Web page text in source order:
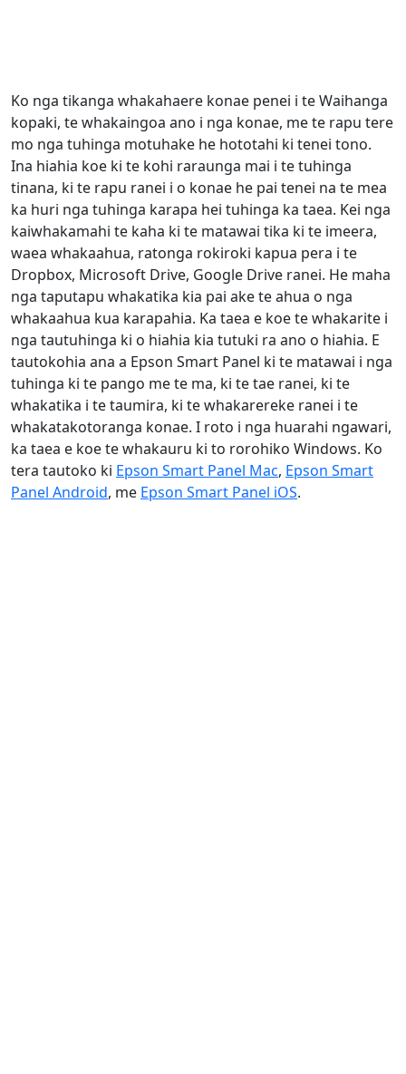
Ko nga tikanga whakahaere konae penei i te Waihanga
kopaki, te whakaingoa ano i nga konae, me te rapu tere
mo nga tuhinga motuhake he hototahi ki tenei tono.
Ina hiahia koe ki te kohi raraunga mai i te tuhinga
tinana, ki te rapu ranei i o konae he pai tenei na te mea
ka huri nga tuhinga karapa hei tuhinga ka taea. Kei nga
kaiwhakamahi te kaha ki te matawai tika ki te imeera,
waea whakaahua, ratonga rokiroki kapua pera i te
Dropbox, Microsoft Drive, Google Drive ranei. He maha
nga taputapu whakatika kia pai ake te ahua o nga
whakaahua kua karapahia. Ka taea e koe te whakarite i
nga tautuhinga ki o hiahia kia tutuki ra ano o hiahia. E
tautokohia ana a Epson Smart Panel ki te matawai i nga
tuhinga ki te pango me te ma, ki te tae ranei, ki te
whakatika i te taumira, ki te whakarereke ranei i te
whakatakotoranga konae. I roto i nga huarahi ngawari,
ka taea e koe te whakauru ki to rorohiko Windows. Ko
tera tautoko ki Epson Smart Panel Mac, Epson Smart
Panel Android, me Epson Smart Panel iOS.